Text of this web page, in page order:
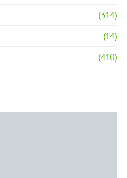
(314)
(14)
(410)